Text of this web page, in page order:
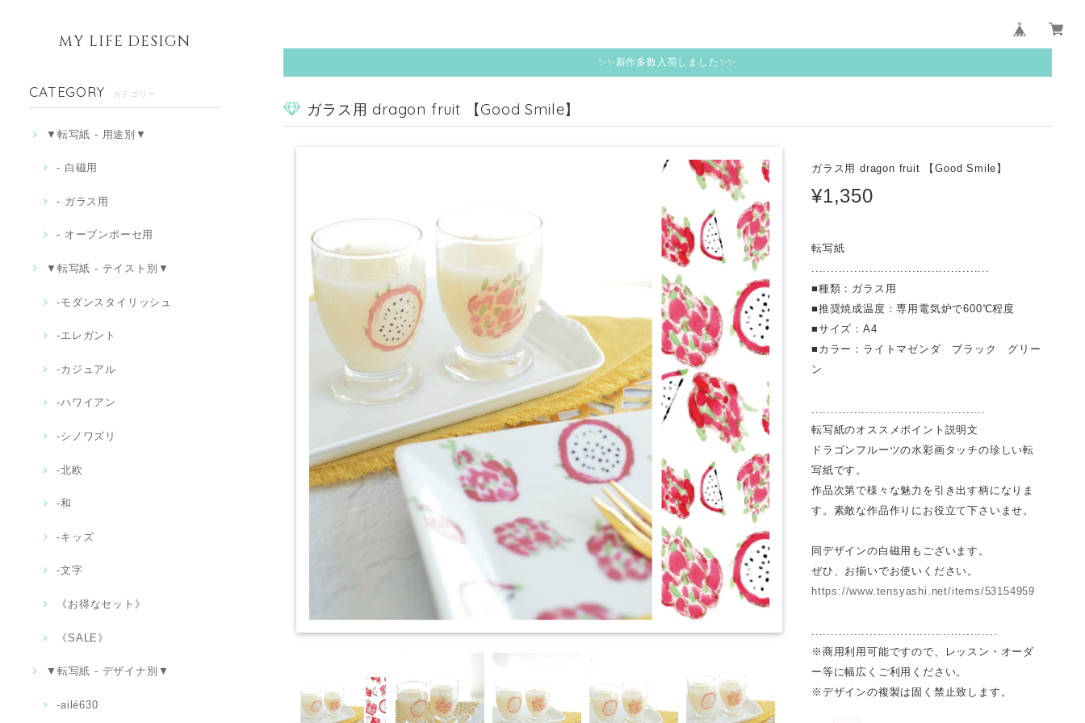
MY LIFE DESIGN
CATEGORY カテゴリー
▼転写紙 - 用途別▼
- 白磁用
- ガラス用
- オーブンポーセ用
▼転写紙 - テイスト別▼
-モダンスタイリッシュ
‐エレガント
‐カジュアル
‐ハワイアン
-シノワズリ
-北欧
‐和
-キッズ
‐文字
《お得なセット》
《SALE》
▼転写紙 - デザイナ別▼
-ailé630
✨✨新作多数入荷しました✨✨
ガラス用 dragon fruit 【Good Smile】
ガラス用 dragon fruit 【Good Smile】
¥1,350
転写紙
..............................................
■種類：ガラス用
■推奨焼成温度：専用電気炉で600℃程度
■サイズ：A4
■カラー：ライトマゼンダ ブラック グリー
ン
.............................................
転写紙のオススメポイント説明文
ドラゴンフルーツの水彩画タッチの珍しい転
写紙です。
作品次第で様々な魅力を引き出す柄になりま
す。素敵な作品作りにお役立て下さいませ。
同デザインの白磁用もございます。
ぜひ、お揃いでお使いください。
https://www.tensyashi.net/items/53154959
................................................
※商用利用可能ですので、レッスン・オーダ
ー等に幅広くご利用ください。
※デザインの複製は固く禁止致します。